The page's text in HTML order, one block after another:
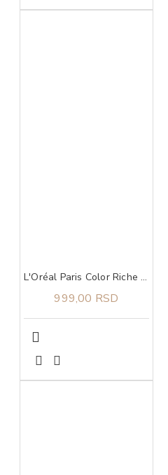
L'Oréal Paris Color Riche Olovka Za Usne 570 Worth It Int
999,00 RSD